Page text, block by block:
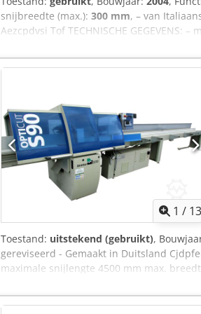
snijbreedte (max.): 300 mm, – van
Aezcpdvsi Tof TECHNISCHE
motorvermogen: 4 kW – maximale
500 mm – toevoersnelheid: 100 m/min –
programmering van 5 houtklassen –
1 / 13
Toestand: uitstekend (gebruikt),
gereviseerd - Gemaakt in Duitsland Cjdpfei
maximale snijlengte 4500 mm max.
optimalisatie in 4 kwaliteitsklassen totaal
en bovendruk bladdiameter max. 500